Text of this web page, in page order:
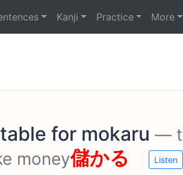
Kanji Practice More
for mokaru —
money儲かる Listen